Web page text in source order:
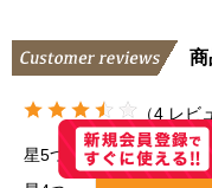
商
（4 レビ
星5つ